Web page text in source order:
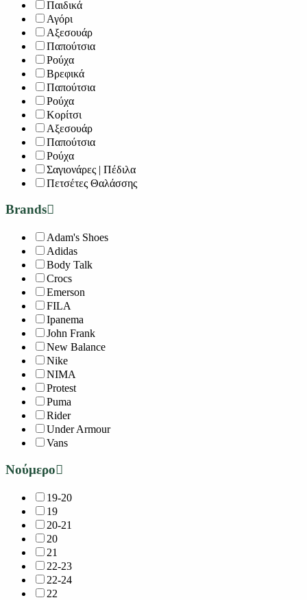
Παιδικά
Αγόρι
Αξεσουάρ
Παπούτσια
Ρούχα
Βρεφικά
Παπούτσια
Ρούχα
Κορίτσι
Αξεσουάρ
Παπούτσια
Ρούχα
Σαγιονάρες | Πέδιλα
Πετσέτες Θαλάσσης
Brands
Adam's Shoes
Adidas
Body Talk
Crocs
Emerson
FILA
Ipanema
John Frank
New Balance
Nike
NIMA
Protest
Puma
Rider
Under Armour
Vans
Νούμερο
19-20
19
20-21
20
21
22-23
22-24
22